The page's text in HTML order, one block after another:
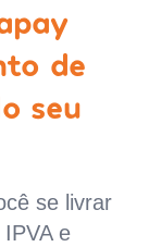
de
seu
se livrar
e